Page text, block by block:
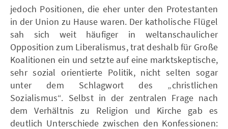
jedoch Positionen, die eher unter den Protestanten
in der Union zu Hause waren. Der katholische Flügel
sah sich weit häufiger in weltanschaulicher
Opposition zum Liberalismus, trat deshalb für Große
Koalitionen ein und setzte auf eine marktskeptische,
sehr sozial orientierte Politik, nicht selten sogar
unter dem Schlagwort des „christlichen
Sozialismus“. Selbst in der zentralen Frage nach
dem Verhältnis zu Religion und Kirche gab es
deutlich Unterschiede zwischen den Konfessionen: